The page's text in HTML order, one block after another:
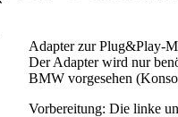
Adapter zur Plug&Play-
Der Adapter wird nur
BMW vorgesehen
Vorbereitung: Die linke